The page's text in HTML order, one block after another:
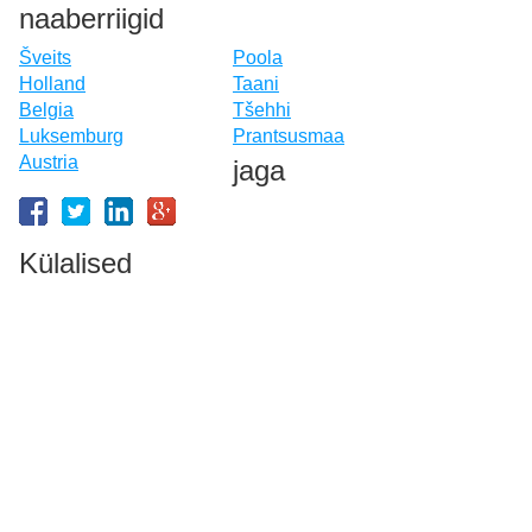
naaberriigid
Šveits
Poola
Holland
Taani
Belgia
Tšehhi
Luksemburg
Prantsusmaa
Austria
jaga
Külalised